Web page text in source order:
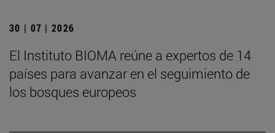
30 | 07 | 2026
El Instituto BIOMA reúne a expertos de 14
países para avanzar en el seguimiento de
los bosques europeos